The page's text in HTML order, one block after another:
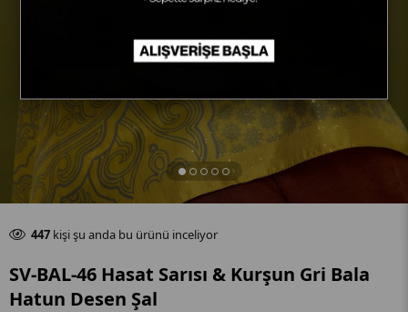
Son 24 saat içinde15adet satıldı
447 kişi şu anda bu ürünü inceliyor
SV-BAL-46 Hasat Sarısı & Kurşun Gri Bala
Hatun Desen Şal